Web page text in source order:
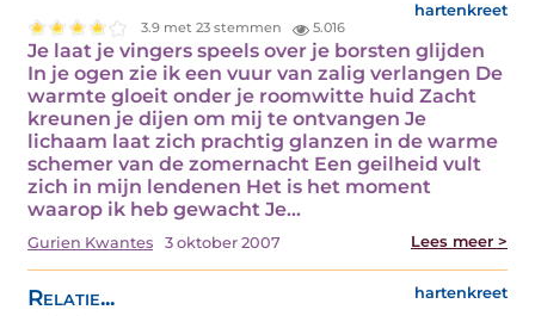
hartenkreet
3.9 met 23 stemmen 5.016
Je laat je vingers speels over je borsten glijden
In je ogen zie ik een vuur van zalig verlangen De
warmte gloeit onder je roomwitte huid Zacht
kreunen je dijen om mij te ontvangen Je
lichaam laat zich prachtig glanzen in de warme
schemer van de zomernacht Een geilheid vult
zich in mijn lendenen Het is het moment
waarop ik heb gewacht Je…
Gurien Kwantes 3 oktober 2007 Lees meer >
Relatie... hartenkreet